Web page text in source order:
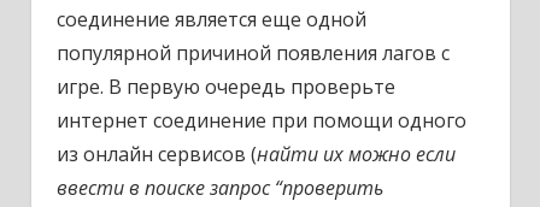
соединение является еще одной
популярной причиной появления лагов с
игре. В первую очередь проверьте
интернет соединение при помощи одного
из онлайн сервисов (найти их можно если
ввести в поиске запрос “проверить